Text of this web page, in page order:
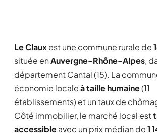
Le Clauxest une commune rurale de
située enAuvergne-Rhône-Alpes,
département Cantal (15). La
économie localeà taille humaine(11
établissements) et un taux de
Côté immobilier, le marché local est
accessibleavec un prix médian de1